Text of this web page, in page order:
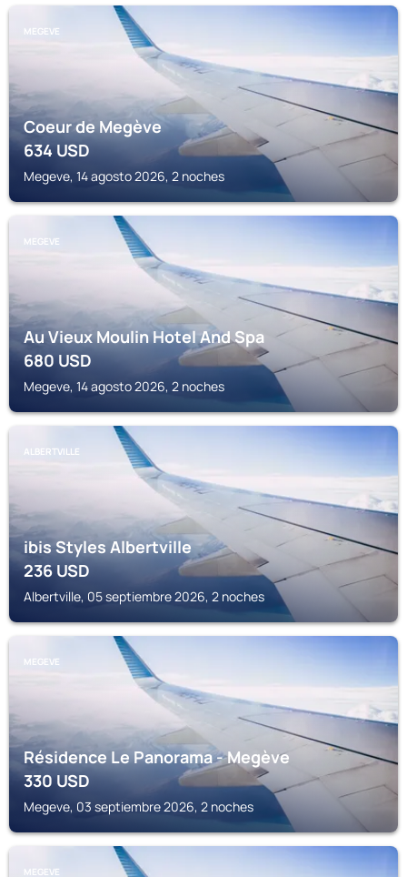
MEGEVE
Coeur de Megève
634USD
Megeve, 14 agosto 2026, 2 noches
MEGEVE
Au Vieux Moulin Hotel And Spa
680USD
Megeve, 14 agosto 2026, 2 noches
ALBERTVILLE
ibis Styles Albertville
236USD
Albertville, 05 septiembre 2026, 2 noches
MEGEVE
Résidence Le Panorama - Megève
330USD
Megeve, 03 septiembre 2026, 2 noches
MEGEVE